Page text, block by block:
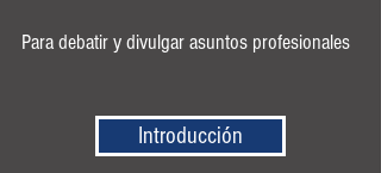
Para debatir y divulgar asuntos profesionales
Introducción